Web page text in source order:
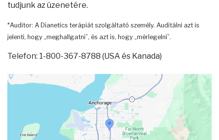
tudjunk az üzenetére.
*Auditor: A Dianetics terápiát szolgáltató személy. Auditálni azt is
jelenti, hogy „meghallgatni”, és azt is, hogy „mérlegelni”.
Telefon: 1-800-367-8788 (USA és Kanada)